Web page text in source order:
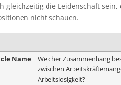
gleichzeitig die Leidenschaft
nicht schauen.
Name
Welcher Zusammenhang
zwischen
Arbeitslosigkeit?